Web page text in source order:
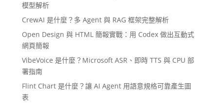
模型解析
CrewAI 是什麼？多 Agent 與 RAG 框架完整解析
Open Design 與 HTML 簡報實戰：用 Codex 做出互動式
網頁簡報
VibeVoice 是什麼？Microsoft ASR、即時 TTS 與 CPU 部
署指南
Flint Chart 是什麼？讓 AI Agent 用語意規格可靠產生圖
表